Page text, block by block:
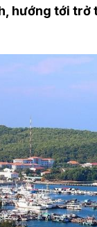
hướng tới